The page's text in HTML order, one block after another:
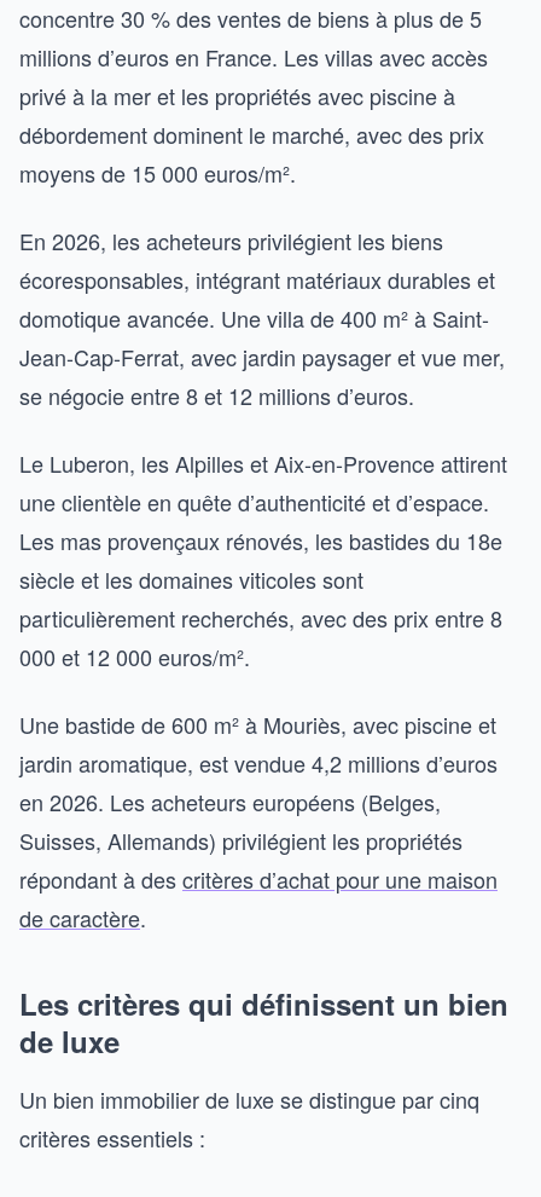
concentre 30 % des ventes de biens à plus de 5
millions d’euros en France. Les villas avec accès
privé à la mer et les propriétés avec piscine à
débordement dominent le marché, avec des prix
moyens de 15 000 euros/m².
En 2026, les acheteurs privilégient les biens
écoresponsables, intégrant matériaux durables et
domotique avancée. Une villa de 400 m² à Saint-
Jean-Cap-Ferrat, avec jardin paysager et vue mer,
se négocie entre 8 et 12 millions d’euros.
Le Luberon, les Alpilles et Aix-en-Provence attirent
une clientèle en quête d’authenticité et d’espace.
Les mas provençaux rénovés, les bastides du 18e
siècle et les domaines viticoles sont
particulièrement recherchés, avec des prix entre 8
000 et 12 000 euros/m².
Une bastide de 600 m² à Mouriès, avec piscine et
jardin aromatique, est vendue 4,2 millions d’euros
en 2026. Les acheteurs européens (Belges,
Suisses, Allemands) privilégient les propriétés
répondant à descritères d’achat pour une maison
de caractère.
Les critères qui définissent un bien
de luxe
Un bien immobilier de luxe se distingue par cinq
critères essentiels :